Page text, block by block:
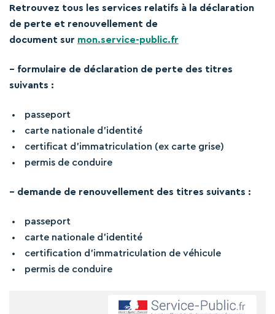
Retrouvez tous les services relatifs à la déclaration
de perte et renouvellement de
document sur mon.service-public.fr
– formulaire de déclaration de perte des titres
suivants :
passeport
carte nationale d’identité
certificat d’immatriculation (ex carte grise)
permis de conduire
– demande de renouvellement des titres suivants :
passeport
carte nationale d’identité
certification d’immatriculation de véhicule
permis de conduire